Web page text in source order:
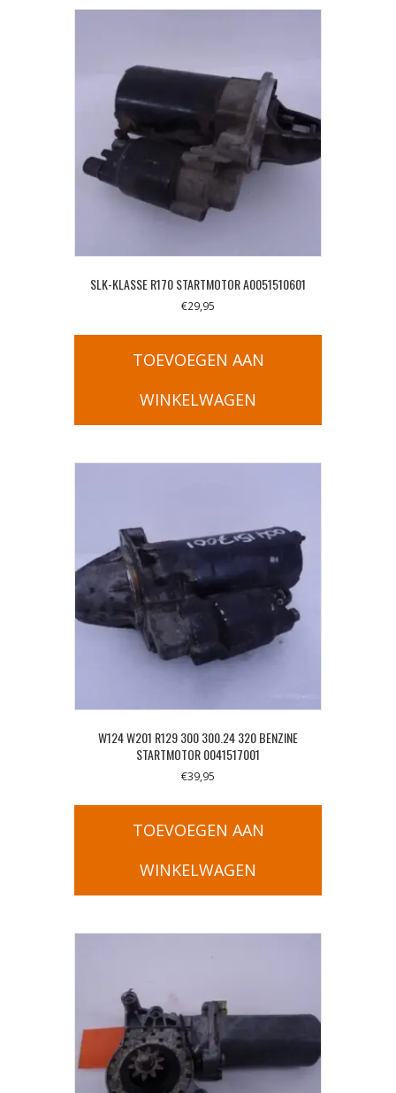
SLK-KLASSE R170 STARTMOTOR A0051510601
€29,95
TOEVOEGEN AAN
WINKELWAGEN
W124 W201 R129 300 300.24 320 BENZINE
STARTMOTOR 0041517001
€39,95
TOEVOEGEN AAN
WINKELWAGEN